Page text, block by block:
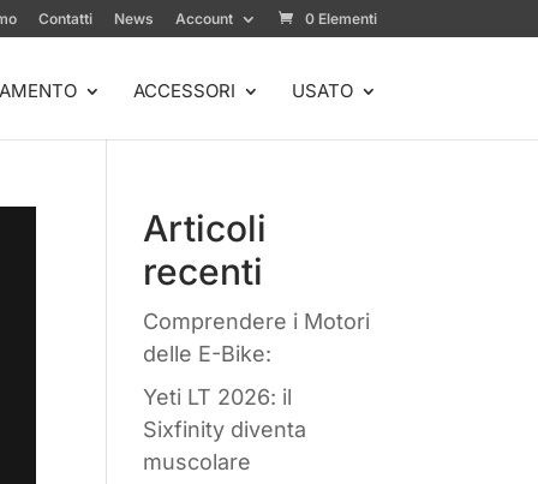
Contatti News Account 0 Elementi
ACCESSORI USATO
Articoli
recenti
Comprendere i Motori
delle E-Bike:
Yeti LT 2026: il
Sixfinity diventa
muscolare